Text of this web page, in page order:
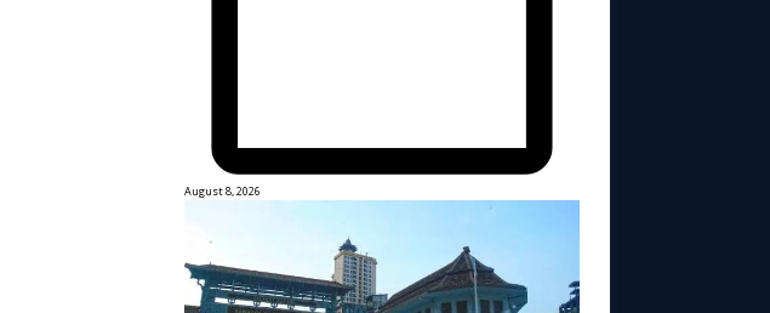
August 8, 2026